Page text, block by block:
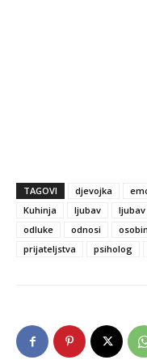
TAGOVI djevojka
Kuhinja
ljubav
odluke
odnosi
prijateljstva
psiholog